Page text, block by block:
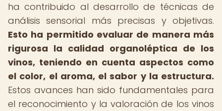
ha contribuido al desarrollo de técnicas de
análisis sensorial más precisas y objetivas.
Esto ha permitido evaluar de manera más
rigurosa la calidad organoléptica de los
vinos, teniendo en cuenta aspectos como
el color, el aroma, el sabor y la estructura.
Estos avances han sido fundamentales para
el reconocimiento y la valoración de los vinos